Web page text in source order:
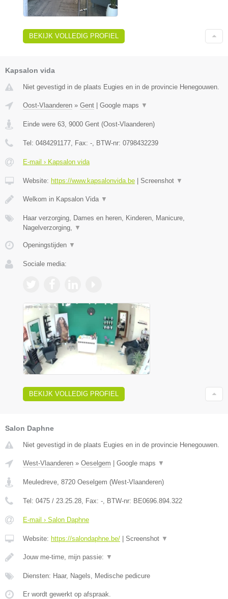
BEKIJK VOLLEDIG PROFIEL
Kapsalon vida
Niet gevestigd in de plaats Eugies en in de provincie Henegouwen.
Oost-Vlaanderen » Gent Google maps ▼
Einde were 63, 9000 Gent (Oost-Vlaanderen)
Tel: 0484291177, Fax: -, BTW-nr: 0798432239
E-mail › Kapsalon vida
Website: https://www.kapsalonvida.be Screenshot ▼
Welkom in Kapsalon Vida ▼
Haar verzorging, Dames en heren, Kinderen, Manicure,
Nagelverzorging, ▼
Openingstijden ▼
Sociale media:
BEKIJK VOLLEDIG PROFIEL
Salon Daphne
Niet gevestigd in de plaats Eugies en in de provincie Henegouwen.
West-Vlaanderen » Oeselgem Google maps ▼
Meuledreve, 8720 Oeselgem (West-Vlaanderen)
Tel: 0475 / 23.25.28, Fax: -, BTW-nr: BE0696.894.322
E-mail › Salon Daphne
Website: https://salondaphne.be/ Screenshot ▼
Jouw me-time, mijn passie: ▼
Diensten: Haar, Nagels, Medische pedicure
Er wordt gewerkt op afspraak.